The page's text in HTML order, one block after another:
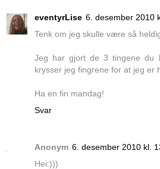
eventyrLise 6. desember 2010
Tenk om jeg skulle være så
Jeg har gjort de 3 tingene du
krysser jeg fingrene for at jeg er
Ha en fin mandag!
Svar
Anonym 6. desember 2010 kl.
Hei:)))